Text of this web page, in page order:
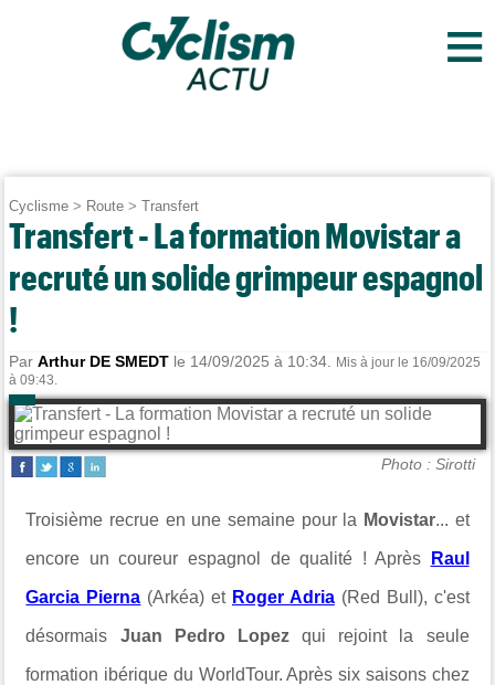
≡
Cyclisme > Route >Transfert
Transfert - La formation Movistar a
recruté un solide grimpeur espagnol
!
ParArthur DE SMEDT le 14/09/2025 à 10:34.
Mis à jour le 16/09/2025
à 09:43.
Photo : Sirotti
Troisième recrue en une semaine pour la Movistar... et
encore un coureur espagnol de qualité ! Après Raul
Garcia Pierna (Arkéa) et Roger Adria(Red Bull), c'est
désormais Juan Pedro Lopezqui rejoint la seule
formation ibérique du WorldTour. Après six saisons chez